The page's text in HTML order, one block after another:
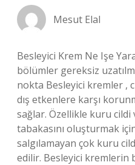
Mesut Elal
Besleyici Krem Ne Işe
bölümler gereksiz
nokta Besleyici kremler ,
dış etkenlere karşı
sağlar. Özellikle kuru
tabakasını oluşturmak
salgılamayan çok kuru
edilir. Besleyici kremlerin